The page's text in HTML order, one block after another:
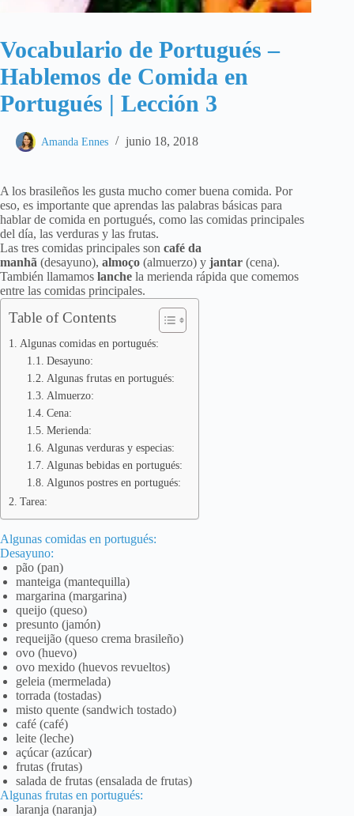
Vocabulario de Portugués –
Hablemos de Comida en
Portugués | Lección 3
Amanda Ennes junio 18, 2018
A los brasileños les gusta mucho comer buena comida. Por
eso, es importante que aprendas las palabras básicas para
hablar de comida en portugués, como las comidas principales
del día, las verduras y las frutas.
Las tres comidas principales son café da
manhã (desayuno), almoço (almuerzo) y jantar (cena).
También llamamos lanche la merienda rápida que comemos
entre las comidas principales.
Table of Contents
Algunas comidas en portugués:
Desayuno:
Algunas frutas en portugués:
Almuerzo:
Cena:
Merienda:
Algunas verduras y especias:
Algunas bebidas en portugués:
Algunos postres en portugués:
Tarea:
Algunas comidas en portugués:
Desayuno:
pão (pan)
manteiga (mantequilla)
margarina (margarina)
queijo (queso)
presunto (jamón)
requeijão (queso crema brasileño)
ovo (huevo)
ovo mexido (huevos revueltos)
geleia (mermelada)
torrada (tostadas)
misto quente (sandwich tostado)
café (café)
leite (leche)
açúcar (azúcar)
frutas (frutas)
salada de frutas (ensalada de frutas)
Algunas frutas en portugués:
laranja (naranja)